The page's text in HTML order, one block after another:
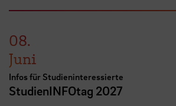
08.
Juni
Infos für Studieninteressierte
StudienINFOtag 2027